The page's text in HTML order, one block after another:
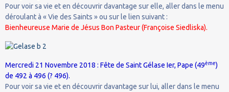
Pour voir sa vie et en découvrir davantage sur elle, aller dans le menu
déroulant à « Vie des Saints » ou sur le lien suivant :
Bienheureuse Marie de Jésus Bon Pasteur (Françoise Siedliska).
Mercredi 21 Novembre 2018 : Fête de Saint Gélase Ier, Pape (49ème)
de 492 à 496 (? 496).
Pour voir sa vie et en découvrir davantage sur lui, aller dans le menu